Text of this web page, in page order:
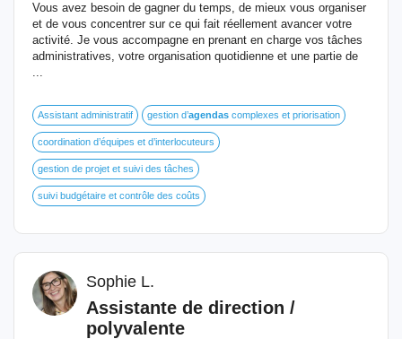
Vous avez besoin de gagner du temps, de mieux vous organiser
et de vous concentrer sur ce qui fait réellement avancer votre
activité. Je vous accompagne en prenant en charge vos tâches
administratives, votre organisation quotidienne et une partie de
...
Assistant administratif gestion d’agendas complexes et priorisation
coordination d’équipes et d’interlocuteurs
gestion de projet et suivi des tâches
suivi budgétaire et contrôle des coûts
Sophie L.
Assistante de direction /
polyvalente